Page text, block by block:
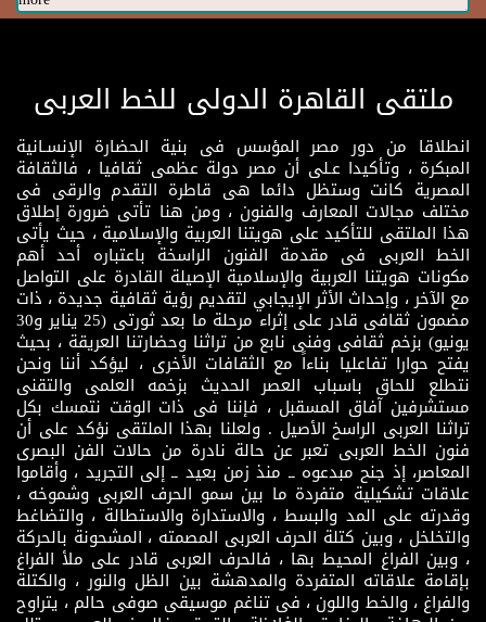
ملتقى القاهرة الدولى للخط العربى
انطلاقا من دور مصر المؤسس فى بنية الحضارة الإنسـانية
المبكرة ، وتأكيدا عـلى أن مصر دولة عظمى ثقافيا ، فالثقافة
المصرية كانت وستظل دائما هى قاطرة التقدم والرقى فى
مختلف مجالات المعارف والفنون ، ومن هنا تأتى ضرورة إطلاق
هذا الملتقى للتأكيد على هويتنا العربية والإسلامية ، حيث يأتى
الخط العربى فى مقدمة الفنون الراسخة باعتباره أحد أهم
مكونات هويتنا العربية والإسلامية الإصيلة القادرة على التواصل
مع الآخر ، وإحداث الأثر الإيجابي لتقديم رؤية ثقافية جديدة ، ذات
مضمون ثقافى قادر على إثراء مرحلة ما بعد ثورتى (25 يناير و30
يونيو) بزخم ثقافى وفنى نابع من تراثنا وحضارتنا العريقة ، بحيث
يفتح حوارا تفاعليا بناءاً مع الثقافات الأخرى ، ليؤكد أننا ونحن
نتطلع للحاق باسباب العصر الحديث بزخمه العلمى والتقنى
مستشرفين آفاق المسقبل ، فإننا فى ذات الوقت نتمسك بكل
تراثنا العربى الراسخ الأصيل . ولعلنا بهذا الملتقى نؤكد على أن
فنون الخط العربى تعبر عن حالة نادرة من حالات الفن البصرى
المعاصر، إذ جنح مبدعوه ــ منذ زمن بعيد ــ إلى التجريد ، وأقاموا
علاقات تشكيلية متفردة ما بين سمو الحرف العربى وشموخه ،
وقدرته على المد والبسط ، والاستدارة والاستطالة ، والتضاغط
والتخلخل ، وبين كتلة الحرف العربى المصمته ، المشحونة بالحركة
، وبين الفراغ المحيط بها ، فالحرف العربى قادر على ملأ الفراغ
بإقامة علاقاته المتفردة والمدهشة بين الظل والنور ، والكتلة
والفراغ ، والخط واللون ، فى تناغم موسيقى صوفى حالم ، يتراوح